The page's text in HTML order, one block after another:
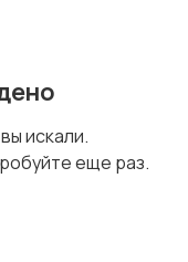
искали.
еще раз.